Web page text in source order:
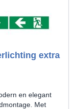
extra
en elegant
Met